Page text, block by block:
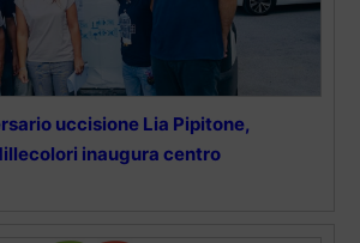
uccisione Lia Pipitone,
inaugura centro